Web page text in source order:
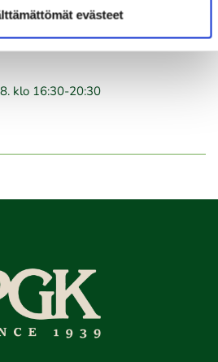
evästeet
klo 16:30-20:30